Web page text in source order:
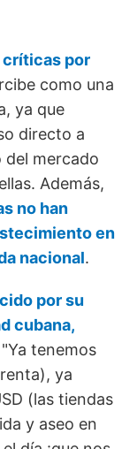
críticas por
como una
ya que
directo a
del mercado
Además,
no han
en
nacional.
por su
cubana,
tenemos
ya
(las tiendas
y aseo en